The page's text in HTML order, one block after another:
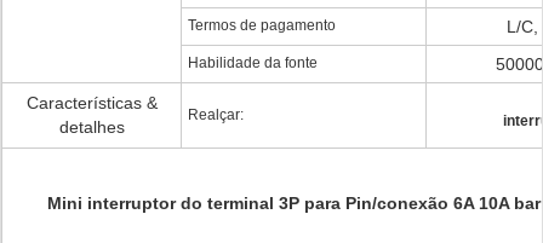
Termos de pagamento L/C,
Habilidade da fonte
Características &
detalhes
Realçar:
Mini interruptor do terminal 3P para Pin/conexão 6A 10A